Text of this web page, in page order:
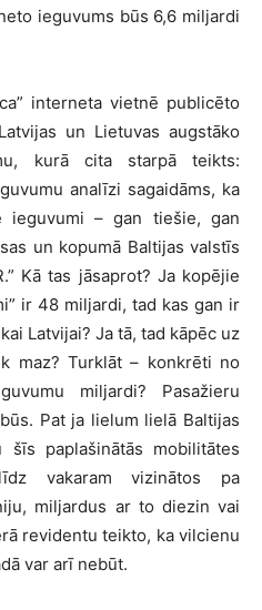
ieguvums būs 6,6 miljardi
interneta vietnē publicēto
un Lietuvas augstāko
kurā cita starpā teikts:
analīzi sagaidāms, ka
ieguvumi – gan tiešie, gan
un kopumā Baltijas valstīs
Kā tas jāsaprot? Ja kopējie
ir 48 miljardi, tad kas gan ir
Latvijai? Ja tā, tad kāpēc uz
maz? Turklāt – konkrēti no
miljardi? Pasažieru
Pat ja lielum lielā Baltijas
šīs paplašinātās mobilitātes
vakaram vizinātos pa
miljardus ar to diezin vai
revidentu teikto, ka vilcienu
var arī nebūt.